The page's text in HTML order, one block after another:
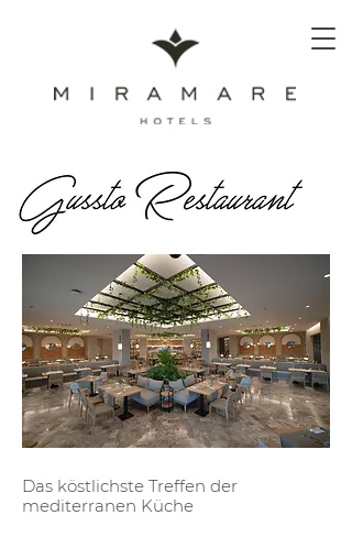
Das köstlichste Treffen der
mediterranen Küche